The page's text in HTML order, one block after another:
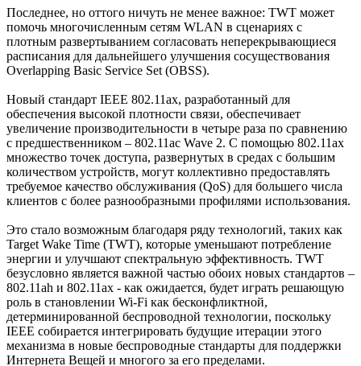
Последнее, но оттого ничуть не менее важное: TWT может
помочь многочисленным сетям WLAN в сценариях с
плотным развертыванием согласовать неперекрывающиеся
расписания для дальнейшего улучшения сосуществования
Overlapping Basic Service Set (OBSS).
Новый стандарт IEEE 802.11ax, разработанный для
обеспечения высокой плотности связи, обеспечивает
увеличение производительности в четыре раза по сравнению
с предшественником – 802.11ac Wave 2. С помощью 802.11ax
множество точек доступа, развернутых в средах с большим
количеством устройств, могут коллективно предоставлять
требуемое качество обслуживания (QoS) для большего числа
клиентов с более разнообразными профилями использования.
Это стало возможным благодаря ряду технологий, таких как
Target Wake Time (TWT), которые уменьшают потребление
энергии и улучшают спектральную эффективность. TWT
безусловно является важной частью обоих новых стандартов –
802.11ah и 802.11ax - как ожидается, будет играть решающую
роль в становлении Wi-Fi как бесконфликтной,
детерминированной беспроводной технологии, поскольку
IEEE собирается интегрировать будущие итерации этого
механизма в новые беспроводные стандарты для поддержки
Интернета Вещей и многого за его пределами.